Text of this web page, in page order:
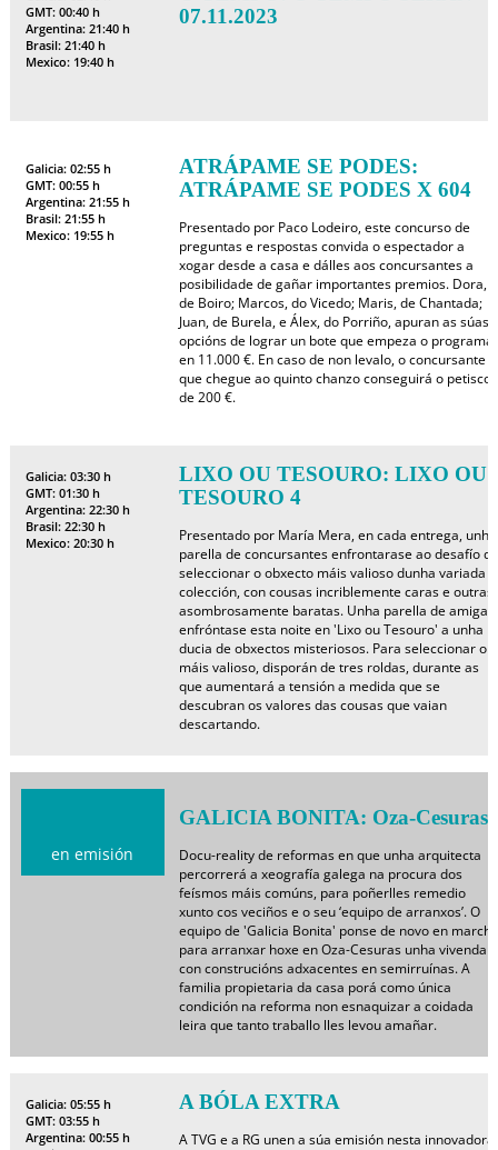
GMT: 00:40 h
Argentina: 21:40 h
Brasil: 21:40 h
Mexico: 19:40 h
07.11.2023
Galicia: 02:55 h
GMT: 00:55 h
Argentina: 21:55 h
Brasil: 21:55 h
Mexico: 19:55 h
ATRÁPAME SE PODES:
ATRÁPAME SE PODES X 604
Presentado por Paco Lodeiro, este concurso de
preguntas e respostas convida o espectador a
xogar desde a casa e dálles aos concursantes a
posibilidade de gañar importantes premios. Dora,
de Boiro; Marcos, do Vicedo; Maris, de Chantada;
Juan, de Burela, e Álex, do Porriño, apuran as súas
opcións de lograr un bote que empeza o programa
en 11.000 €. En caso de non levalo, o concursante
que chegue ao quinto chanzo conseguirá o petisco
de 200 €.
Galicia: 03:30 h
GMT: 01:30 h
Argentina: 22:30 h
Brasil: 22:30 h
Mexico: 20:30 h
LIXO OU TESOURO: LIXO OU
TESOURO 4
Presentado por María Mera, en cada entrega, unha
parella de concursantes enfrontarase ao desafío de
seleccionar o obxecto máis valioso dunha variada
colección, con cousas incriblemente caras e outras,
asombrosamente baratas. Unha parella de amigas
enfróntase esta noite en 'Lixo ou Tesouro' a unha
ducia de obxectos misteriosos. Para seleccionar o
máis valioso, disporán de tres roldas, durante as
que aumentará a tensión a medida que se
descubran os valores das cousas que vaian
descartando.
en emisión
GALICIA BONITA: Oza-Cesuras
Docu-reality de reformas en que unha arquitecta
percorrerá a xeografía galega na procura dos
feísmos máis comúns, para poñerlles remedio
xunto cos veciños e o seu ‘equipo de arranxos’. O
equipo de 'Galicia Bonita' ponse de novo en marcha
para arranxar hoxe en Oza-Cesuras unha vivenda
con construcións adxacentes en semirruínas. A
familia propietaria da casa porá como única
condición na reforma non esnaquizar a coidada
leira que tanto traballo lles levou amañar.
Galicia: 05:55 h
GMT: 03:55 h
Argentina: 00:55 h
A BÓLA EXTRA
A TVG e a RG unen a súa emisión nesta innovadora